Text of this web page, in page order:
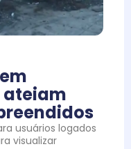
ateiam
usuários logados
visualizar